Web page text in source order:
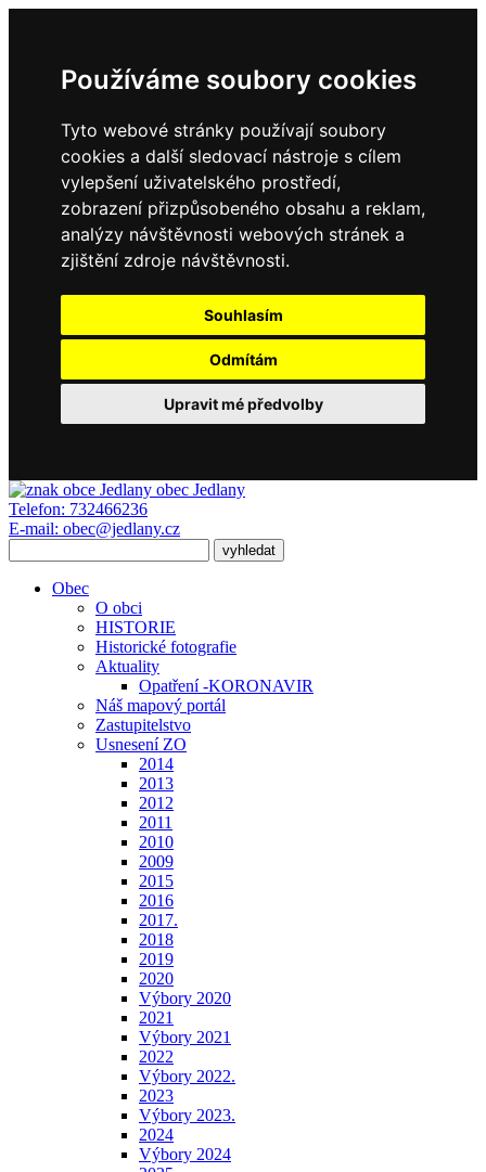
Používáme soubory cookies
Tyto webové stránky používají soubory
cookies a další sledovací nástroje s cílem
vylepšení uživatelského prostředí,
zobrazení přizpůsobeného obsahu a reklam,
analýzy návštěvnosti webových stránek a
zjištění zdroje návštěvnosti.
Souhlasím
Odmítám
Upravit mé předvolby
obec Jedlany
Telefon: 732466236
E-mail: obec@jedlany.cz
Obec
O obci
HISTORIE
Historické fotografie
Aktuality
Opatření -KORONAVIR
Náš mapový portál
Zastupitelstvo
Usnesení ZO
2014
2013
2012
2011
2010
2009
2015
2016
2017.
2018
2019
2020
Výbory 2020
2021
Výbory 2021
2022
Výbory 2022.
2023
Výbory 2023.
2024
Výbory 2024